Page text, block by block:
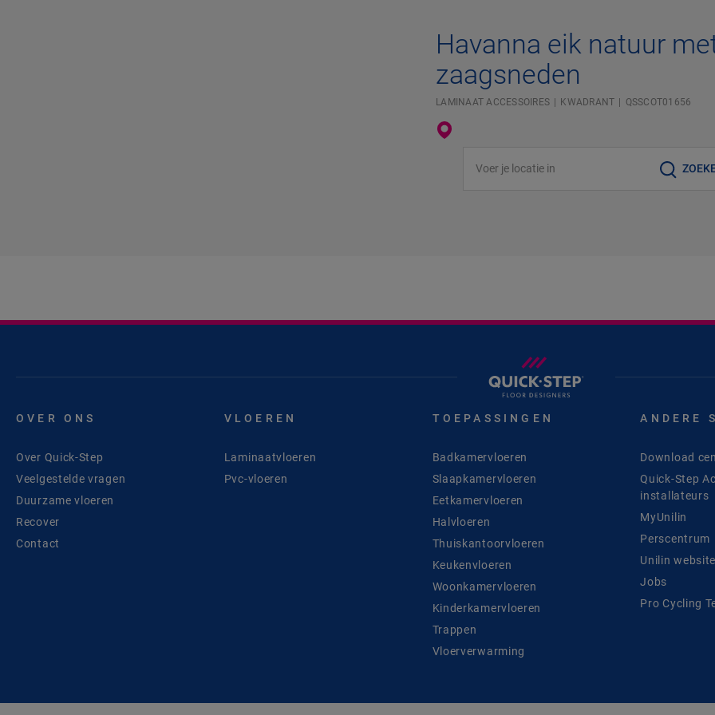
Havanna eik natuur
zaagsneden
LAMINAAT ACCESSOIRES KWADRANT QSSCOT01656
OVER ONS
Over Quick-Step
Veelgestelde vragen
Duurzame vloeren
Recover
Contact
VLOEREN
Laminaatvloeren
Pvc-vloeren
TOEPASSINGEN
Badkamervloeren
Slaapkamervloeren
Eetkamervloeren
Halvloeren
Thuiskantoorvloeren
Keukenvloeren
Woonkamervloeren
Kinderkamervloeren
Trappen
Vloerverwarming
ANDERE
Download
Quick-Step
installateurs
MyUnilin
Perscentrum
Unilin
Jobs
Pro Cycling